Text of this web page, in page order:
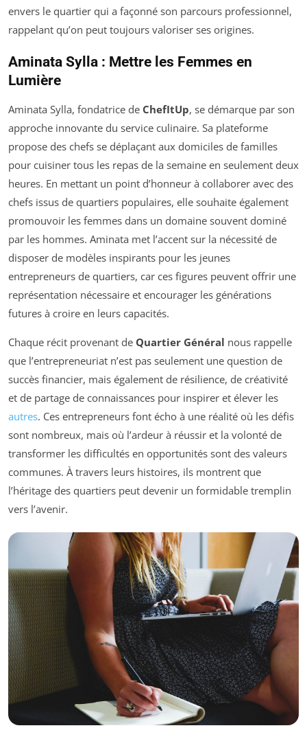
envers le quartier qui a façonné son parcours professionnel,
rappelant qu’on peut toujours valoriser ses origines.
Aminata Sylla : Mettre les Femmes en
Lumière
Aminata Sylla, fondatrice de ChefItUp, se démarque par son
approche innovante du service culinaire. Sa plateforme
propose des chefs se déplaçant aux domiciles de familles
pour cuisiner tous les repas de la semaine en seulement deux
heures. En mettant un point d’honneur à collaborer avec des
chefs issus de quartiers populaires, elle souhaite également
promouvoir les femmes dans un domaine souvent dominé
par les hommes. Aminata met l’accent sur la nécessité de
disposer de modèles inspirants pour les jeunes
entrepreneurs de quartiers, car ces figures peuvent offrir une
représentation nécessaire et encourager les générations
futures à croire en leurs capacités.
Chaque récit provenant de Quartier Général nous rappelle
que l’entrepreneuriat n’est pas seulement une question de
succès financier, mais également de résilience, de créativité
et de partage de connaissances pour inspirer et élever les
autres. Ces entrepreneurs font écho à une réalité où les défis
sont nombreux, mais où l’ardeur à réussir et la volonté de
transformer les difficultés en opportunités sont des valeurs
communes. À travers leurs histoires, ils montrent que
l’héritage des quartiers peut devenir un formidable tremplin
vers l’avenir.